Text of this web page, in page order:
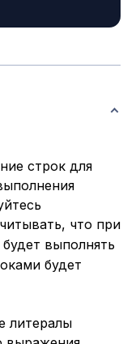
строк для
что при
будет выполнять
будет
литералы